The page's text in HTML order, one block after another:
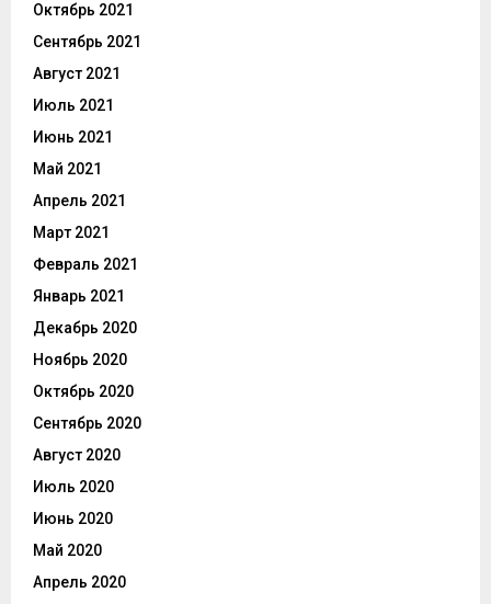
Октябрь 2021
Сентябрь 2021
Август 2021
Июль 2021
Июнь 2021
Май 2021
Апрель 2021
Март 2021
Февраль 2021
Январь 2021
Декабрь 2020
Ноябрь 2020
Октябрь 2020
Сентябрь 2020
Август 2020
Июль 2020
Июнь 2020
Май 2020
Апрель 2020